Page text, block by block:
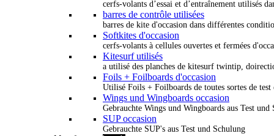
cerfs-volants d’essai et d’entraînement utilisés
barres de contrôle utilisées
barres de kite d'occasion dans différentes
Softkites d'occasion
cerfs-volants à cellules ouvertes et fermées
Kitesurf utilisés
a utilisé des planches de kitesurf twintip,
Foils + Foilboards d'occasion
Utilisé Foils + Foilboards de toutes sortes de test
Wings und Wingboards occasion
Gebrauchte Wings und Wingboards aus Test und
SUP occasion
Gebrauchte SUP's aus Test und Schulung